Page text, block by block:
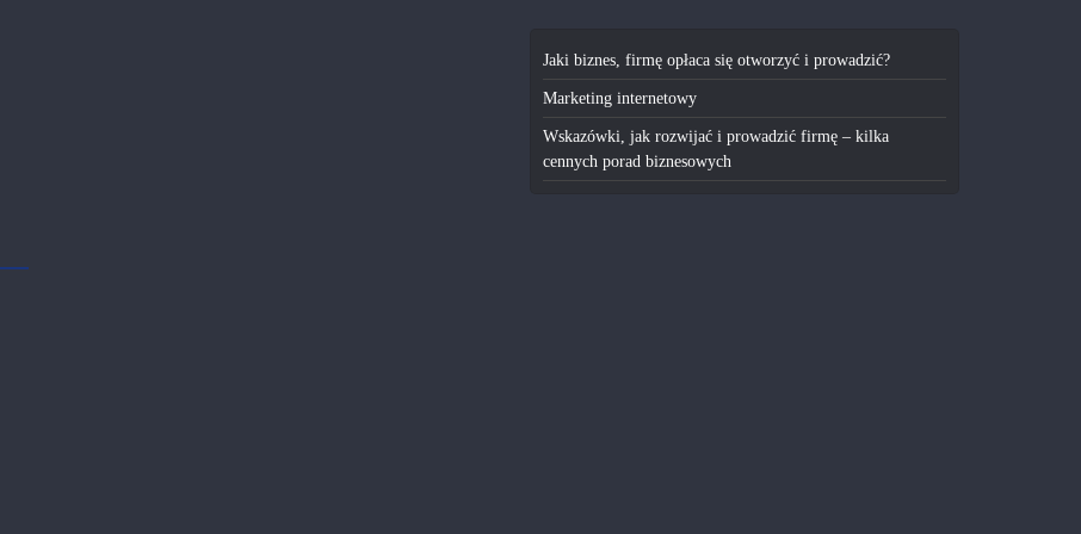
Jaki biznes, firmę opłaca się otworzyć i prowadzić?
Marketing internetowy
Wskazówki, jak rozwijać i prowadzić firmę – kilka
cennych porad biznesowych